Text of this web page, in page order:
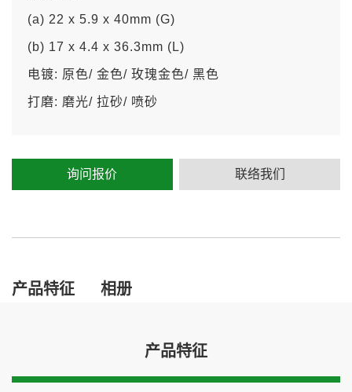
(a) 22 x 5.9 x 40mm (G)
(b) 17 x 4.4 x 36.3mm (L)
电镀: 原色/ 金色/ 玫瑰金色/ 黑色
打磨: 磨光/ 拉砂/ 喷砂
询问报价 联络我们
产品特征 相册
产品特征